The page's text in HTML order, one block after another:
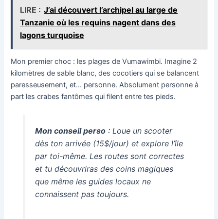
LIRE : J’ai découvert l’archipel au large de
Tanzanie où les requins nagent dans des
lagons turquoise
Mon premier choc : les plages de Vumawimbi. Imagine 2
kilomètres de sable blanc, des cocotiers qui se balancent
paresseusement, et… personne. Absolument personne à
part les crabes fantômes qui filent entre tes pieds.
Mon conseil perso: Loue un scooter
dès ton arrivée (15$/jour) et explore l’île
par toi-même. Les routes sont correctes
et tu découvriras des coins magiques
que même les guides locaux ne
connaissent pas toujours.